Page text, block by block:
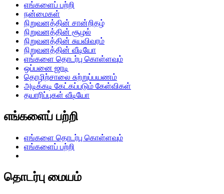
எங்களைப் பற்றி
நன்மைகள்
நிறுவனத்தின் சான்றிதழ்
நிறுவனத்தின் சூழல்
நிறுவனத்தின் சுயவிவரம்
நிறுவனத்தின் வீடியோ
எங்களை தொடர்பு கொள்ளவும்
ஒப்பனை ஜாடி
தொழிற்சாலை சுற்றுப்பயணம்
அடிக்கடி கேட்கப்படும் கேள்விகள்
தயாரிப்புகள் வீடியோ
எங்களைப் பற்றி
எங்களை தொடர்பு கொள்ளவும்
எங்களைப் பற்றி
தொடர்பு மையம்